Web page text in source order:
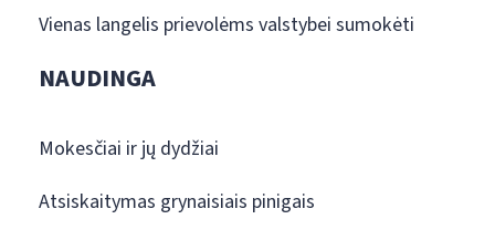
Vienas langelis prievolėms valstybei sumokėti
NAUDINGA
Mokesčiai ir jų dydžiai
Atsiskaitymas grynaisiais pinigais